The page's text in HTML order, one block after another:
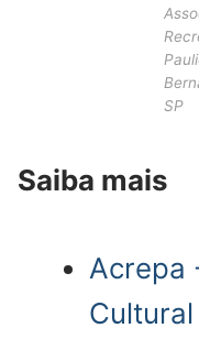
SP
Saiba mais
Acrepa